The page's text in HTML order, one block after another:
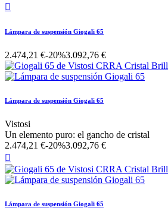

Lámpara de suspensión Giogali 65
2.474,21 €-20%3.092,76 €
Lámpara de suspensión Giogali 65
Vistosi
Un elemento puro: el gancho de cristal
2.474,21 €-20%3.092,76 €

Lámpara de suspensión Giogali 65